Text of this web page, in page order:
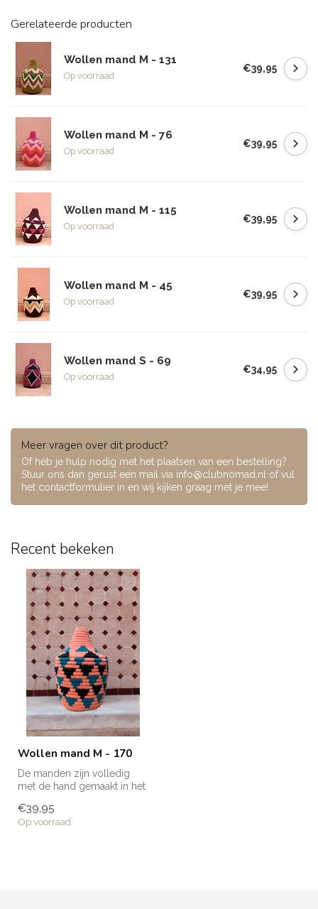
Gerelateerde producten
Wollen mand M - 131
Op voorraad
€39,95
Wollen mand M - 76
Op voorraad
€39,95
Wollen mand M - 115
Op voorraad
€39,95
Wollen mand M - 45
Op voorraad
€39,95
Wollen mand S - 69
Op voorraad
€34,95
Meer vragen over dit product?
Of heb je hulp nodig met het plaatsen van een bestelling?
Stuur ons dan gerust een mail via info@clubnomad.nl of vul
het contactformulier in en wij kijken graag met je mee!
Recent bekeken
Wollen mand M - 170
De manden zijn volledig
met de hand gemaakt in het
man...
€39,95
Op voorraad